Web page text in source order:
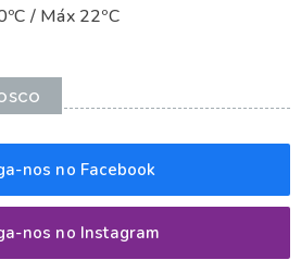
/ Máx 22ºC
nos no Facebook
nos no Instagram